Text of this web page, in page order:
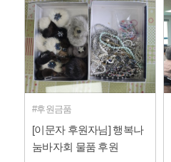
후원금품
[이문자 후원자님] 행복나
눔바자회 물품 후원